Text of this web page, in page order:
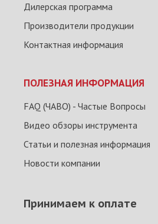
Дилерская программа
Производители продукции
Контактная информация
ПОЛЕЗНАЯ ИНФОРМАЦИЯ
FAQ (ЧАВО) - Частые Вопросы
Видео обзоры инструмента
Статьи и полезная информация
Новости компании
Принимаем к оплате